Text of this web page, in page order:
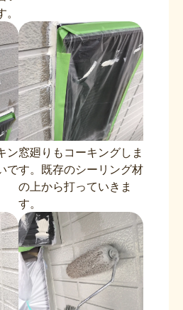
ン
で
窓廻りもコーキングしま
す。既存のシーリング材
の上から打っていきま
す。